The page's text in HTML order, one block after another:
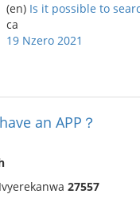
(en) Is it possible to
ca
19 Nzero 2021
an APP？
Ivyerekanwa 27557